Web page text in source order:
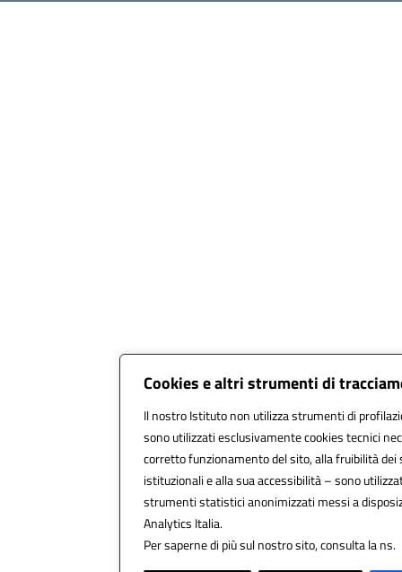
Cookies e altri strumenti di
Il nostro Istituto non utilizza strumenti di
sono utilizzati esclusivamente cookies tecnici
corretto funzionamento del sito, alla fruibilità dei
istituzionali e alla sua accessibilità – sono
strumenti statistici anonimizzati messi a
Analytics Italia.
Per saperne di più sul nostro sito, consulta la ns.